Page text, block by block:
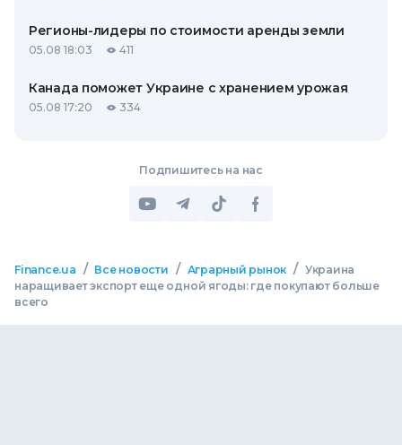
Регионы-лидеры по стоимости аренды земли
05.08 18:03 411
Канада поможет Украине с хранением урожая
05.08 17:20 334
Подпишитесь на нас
Finance.ua / Все новости / Аграрный рынок / Украина
наращивает экспорт еще одной ягоды: где покупают больше
всего